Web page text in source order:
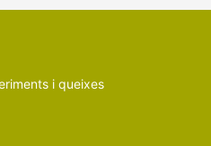
i queixes